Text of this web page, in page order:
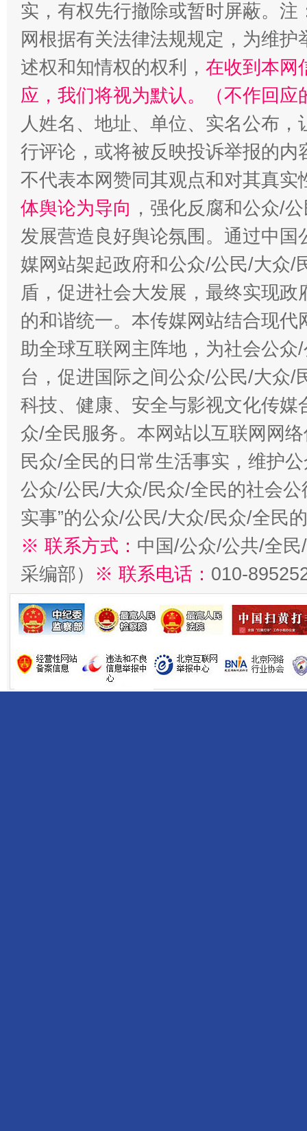
“蜀中异人”王建安的艺术幻境
实，有权先行撤除或暂时屏蔽。
网根据有关法律法规规定，为维
述权和知情权的权利， 在收到本网
应，我们将视为默认。（不作回应
人姓名、地址、单位、实名公布
行评论，或将被反映投诉举报的
不代表本网赞同其观点和对其真实
体舆论为导向 ，强化反腐和公众/
发展营造良好舆论氛围。通过中
媒网站架起政府和公众/公民/大众/
盾，促进社会大发展，最终实现
的和谐统一。本传媒网站结合现
助全球互联网主阵地，为社会公
台，促进国际之间公众/公民/大众/
科技、健康、安全与影视文化传
众/全民服务。本网站以互联网网
民众/全民的日常生活事实，维护
公众/公民/大众/民众/全民的社会公
实事”的公众/公民/大众/民众/全民
※ 联系方式： 中国/公众/公共/全
采编部） ※ 联系电话： 010-